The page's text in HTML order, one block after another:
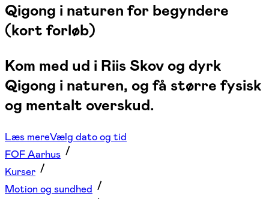
Qigong i naturen for begyndere
(kort forløb)
Kom med ud i Riis Skov og dyrk
Qigong i naturen, og få større fysisk
og mentalt overskud.
Læs mereVælg dato og tid
FOF Aarhus
Kurser
Motion og sundhed